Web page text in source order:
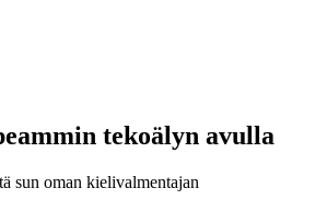
tekoälyn avulla
sun oman kielivalmentajan